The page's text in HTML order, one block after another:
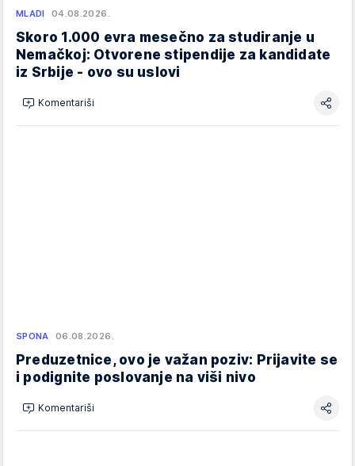
MLADI 04.08.2026.
Skoro 1.000 evra mesečno za studiranje u
Nemačkoj: Otvorene stipendije za kandidate
iz Srbije - ovo su uslovi
Komentariši
SPONA 06.08.2026.
Preduzetnice, ovo je važan poziv: Prijavite se
i podignite poslovanje na viši nivo
Komentariši